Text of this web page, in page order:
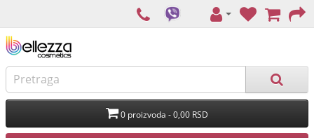
0 proizvoda - 0,00 RSD